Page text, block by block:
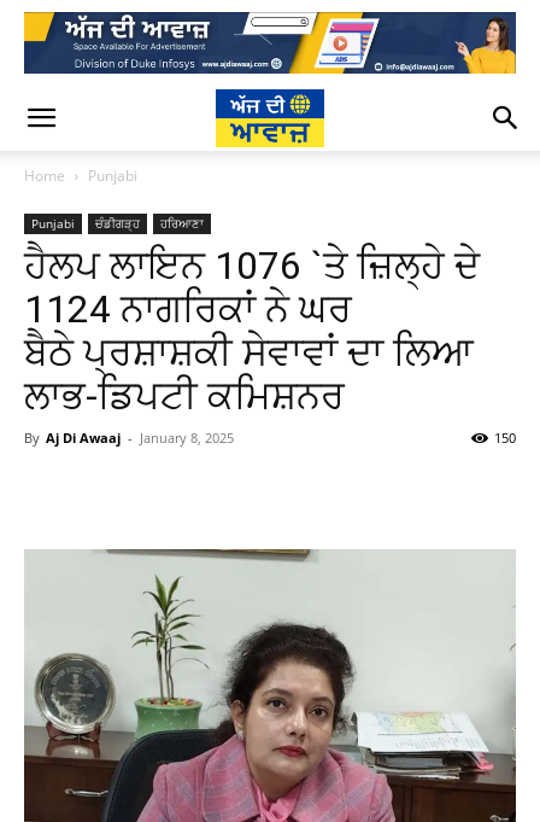
Home Punjabi
Punjabi ਚੰਡੀਗੜ੍ਹ ਹਰਿਆਣਾ
ਹੈਲਪ ਲਾਇਨ 1076 `ਤੇ ਜ਼ਿਲ੍ਹੇ ਦੇ
1124 ਨਾਗਰਿਕਾਂ ਨੇ ਘਰ
ਬੈਠੇ ਪ੍ਰਸ਼ਾਸ਼ਕੀ ਸੇਵਾਵਾਂ ਦਾ ਲਿਆ
ਲਾਭ-ਡਿਪਟੀ ਕਮਿਸ਼ਨਰ
By Aj Di Awaaj - January 8, 2025 150